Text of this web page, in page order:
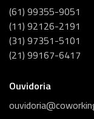
(61) 99355-9051
(11) 92126-2191
(31) 97351-5101
(21) 99167-6417
Ouvidoria